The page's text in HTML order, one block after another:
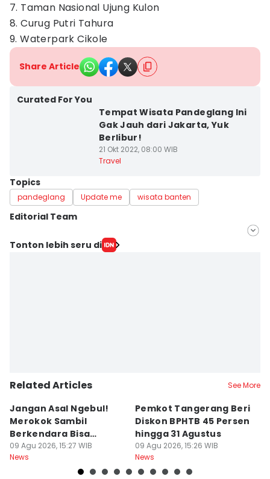
7. Taman Nasional Ujung Kulon
8. Curug Putri Tahura
9. Waterpark Cikole
Share Article
Curated For You
Tempat Wisata Pandeglang Ini
Gak Jauh dari Jakarta, Yuk
Berlibur!
21 Okt 2022, 08:00 WIB
Travel
Topics
pandeglang Update me wisata banten
Editorial Team
Editor
Tonton lebih seru di
Related Articles See More
Jangan Asal Ngebul!
Merokok Sambil
Berkendara Bisa
Didenda Rp750 Ribu
09 Agu 2026, 15:27 WIB
News
Pemkot Tangerang Beri
Diskon BPHTB 45 Persen
hingga 31 Agustus
09 Agu 2026, 15:26 WIB
News